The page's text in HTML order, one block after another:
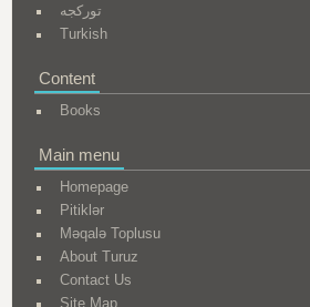
تورکجه
Turkish
Content
Books
Main menu
Homepage
Pitiklər
Məqalə Toplusu
About Turuz
Contact Us
Site Map